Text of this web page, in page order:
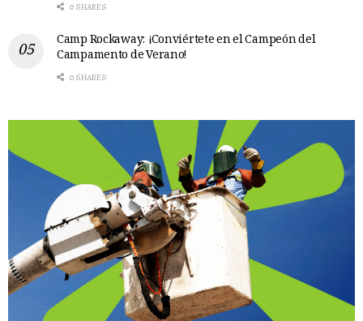
0 SHARES
Camp Rockaway: ¡Conviértete en el Campeón del
Campamento de Verano!
0 SHARES